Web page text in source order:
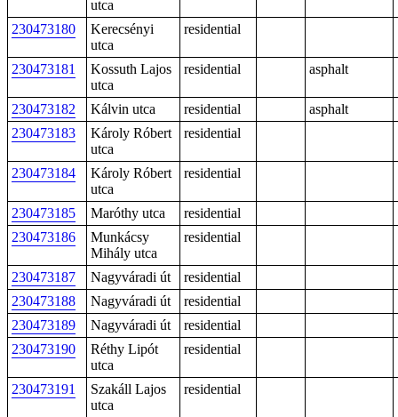
utca
230473180
Kerecsényi
utca
residential
230473181
Kossuth Lajos
utca
residential asphalt
230473182 Kálvin utca residential
asphalt
230473183
Károly Róbert
utca
residential
230473184
Károly Róbert
utca
residential
230473185 Maróthy utca
residential
230473186
Munkácsy
Mihály utca
residential
230473187 Nagyváradi út
residential
230473188
Nagyváradi út
residential
230473189
Nagyváradi út
residential
230473190
Réthy Lipót
utca
residential
230473191
Szakáll Lajos
utca
residential